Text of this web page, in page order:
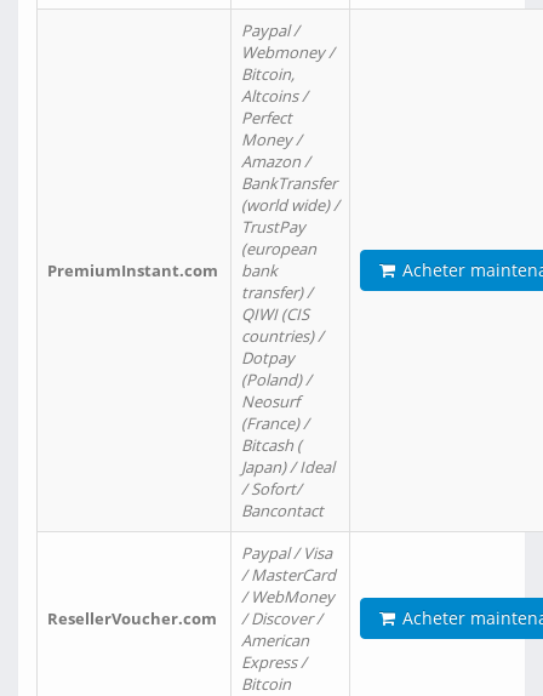
PremiumInstant.com
Paypal /
Webmoney /
Bitcoin,
Altcoins /
Perfect
Money /
Amazon /
BankTransfer
(world wide) /
TrustPay
(european
bank
transfer) /
QIWI (CIS
countries) /
Dotpay
(Poland) /
Neosurf
(France) /
Bitcash (
Japan) / Ideal
/ Sofort/
Bancontact
Acheter
ResellerVoucher.com
Paypal / Visa
/ MasterCard
/ WebMoney
/ Discover /
American
Express /
Bitcoin
Acheter